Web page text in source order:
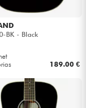
BK - Black
189.00 €